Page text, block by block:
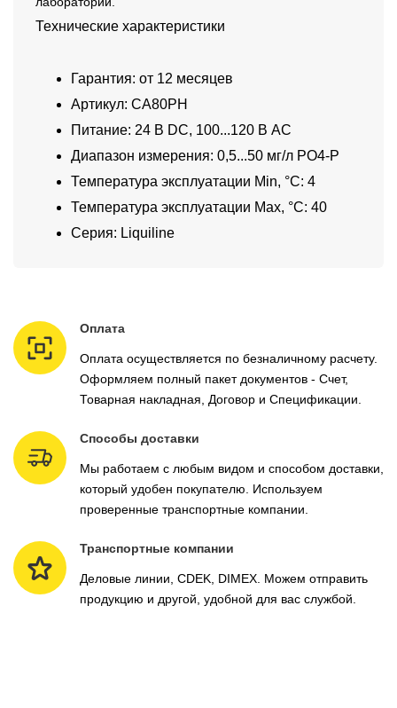
Технические характеристики
Гарантия: от 12 месяцев
Артикул: CA80PH
Питание: 24 В DC, 100...120 В AC
Диапазон измерения: 0,5...50 мг/л PO4-P
Температура эксплуатации Min, °C: 4
Температура эксплуатации Max, °C: 40
Серия: Liquiline
Оплата
Оплата осуществляется по безналичному расчету.
Оформляем полный пакет документов - Счет,
Товарная накладная, Договор и Спецификации.
Способы доставки
Мы работаем с любым видом и способом доставки,
который удобен покупателю. Используем
проверенные транспортные компании.
Транспортные компании
Деловые линии, CDEK, DIMEX. Можем отправить
продукцию и другой, удобной для вас службой.